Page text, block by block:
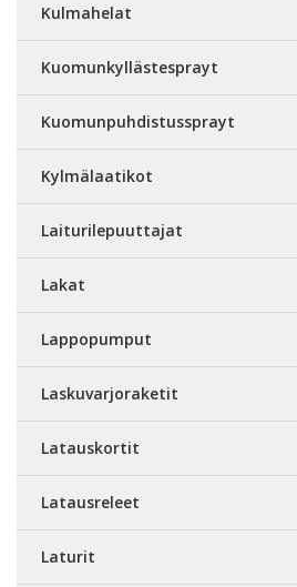
Kulmahelat
Kuomunkyllästesprayt
Kuomunpuhdistussprayt
Kylmälaatikot
Laiturilepuuttajat
Lakat
Lappopumput
Laskuvarjoraketit
Latauskortit
Latausreleet
Laturit